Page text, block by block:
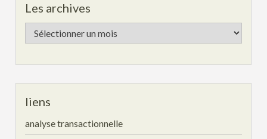
Les archives
Les
archives
liens
analyse transactionnelle